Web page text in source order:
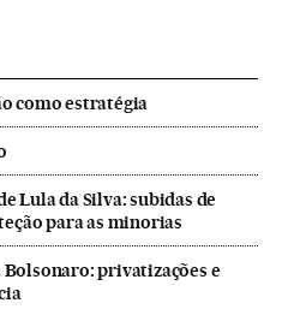
como estratégia
Lula da Silva: subidas de
para as minorias
privatizações e